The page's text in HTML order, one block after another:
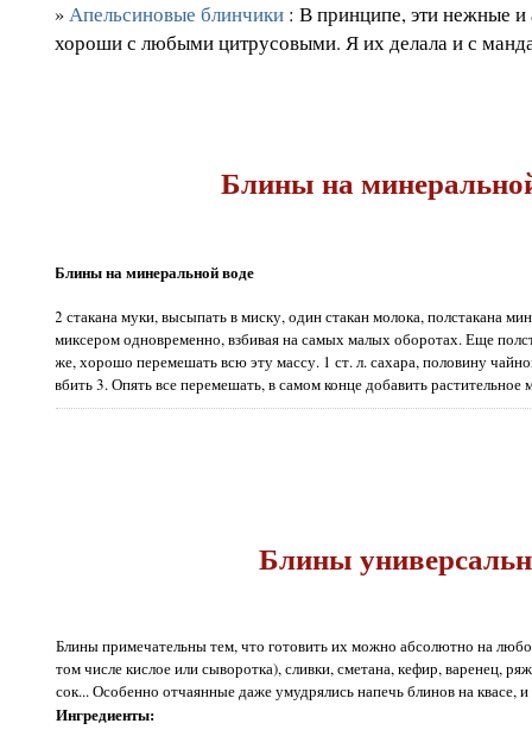
»Апельсиновые блинчики : В принципе, эти нежные
хороши с любыми цитрусовыми. Я их делала и с
Блины на
Блины на минеральной воде
2 стакана муки, высыпать в миску, один стакан молока, полстакана
миксером одновременно, взбивая на самых малых оборотах. Еще
же, хорошо перемешать всю эту массу. 1 ст. л. сахара, половину
вбить 3. Опять все перемешать, в самом конце добавить растительное
Блины
Блины примечательны тем, что готовить их можно абсолютно на
том числе кислое или сыворотка), сливки, сметана, кефир, варенец,
сок... Особенно отчаянные даже умудрялись напечь блинов на квасе,
Ингредиенты: